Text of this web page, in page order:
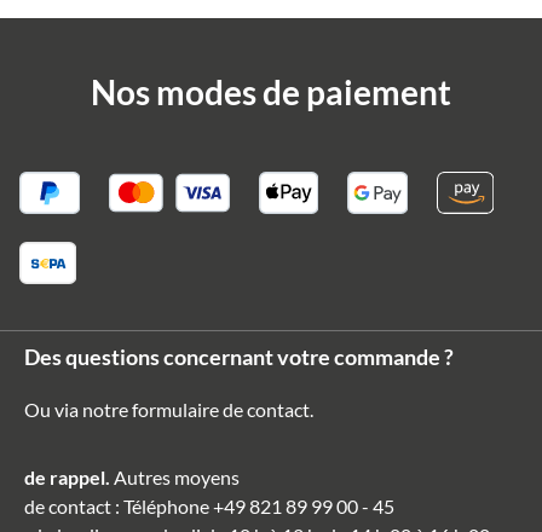
Nos modes de paiement
Des questions concernant votre commande ?
Ou via notre formulaire de contact.
de rappel. Autres moyens
de contact : Téléphone+49 821 89 99 00 - 45